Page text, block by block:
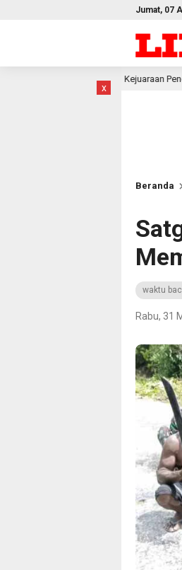
Jumat, 07
x
Kejuaraan Pencak Silat Piala Gubernur
Beranda
waktu
Rabu, 31